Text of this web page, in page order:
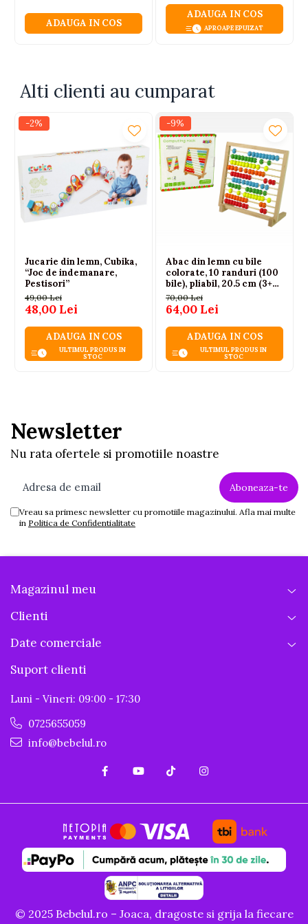
ADAUGA IN COS
ADAUGA IN COS
APROAPE EPUIZAT
Alti clienti au cumparat
-2%
Jucarie din lemn, Cubika,
“Joc de indemanare,
Pestisori”
49,00 Lei
48,00 Lei
ADAUGA IN COS
ULTIMUL PRODUS IN
STOC
-9%
Abac din lemn cu bile
colorate, 10 randuri (100
bile), pliabil, 20.5 cm (3+
ani)
70,00 Lei
64,00 Lei
ADAUGA IN COS
ULTIMUL PRODUS IN
STOC
Newsletter
Nu rata ofertele si promotiile noastre
Vreau sa primesc newsletter cu promotiile magazinului. Afla mai multe
in Politica de Confidentialitate
Magazinul meu
Clienti
Date comerciale
Suport clienti
Luni - Vineri: 09:00 - 17:30
0725655059
info@bebelul.ro
© 2025 Bebelul.ro – Joaca, dragoste si grija la fiecare